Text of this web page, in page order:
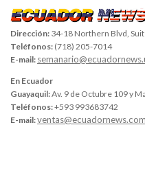
Dirección: 34-18 Northern Blvd,
Teléfonos: (718) 205-7014
E-mail:
En Ecuador
Guayaquil:Av. 9 de Octubre 109 y
Teléfonos:+593 993683742
E-mail: